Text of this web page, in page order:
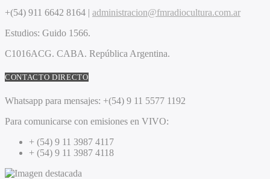
+(54) 911 6642 8164 | administracion@fmradiocultura.com.ar
Estudios: Guido 1566.
C1016ACG. CABA. República Argentina.
CONTACTO DIRECTO
Whatsapp para mensajes: +(54) 9 11 5577 1192
Para comunicarse con emisiones en VIVO:
+ (54) 9 11 3987 4117
+ (54) 9 11 3987 4118